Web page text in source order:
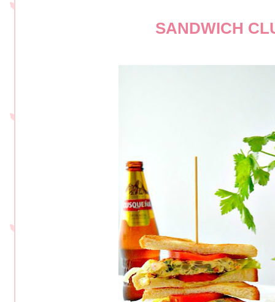
SANDWICH